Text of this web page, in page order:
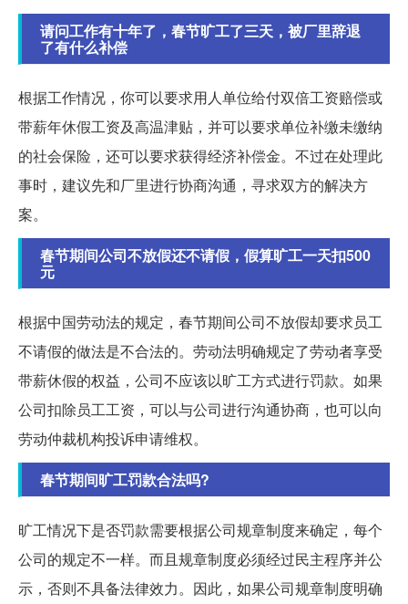
请问工作有十年了，春节旷工了三天，被厂里辞退
了有什么补偿
根据工作情况，你可以要求用人单位给付双倍工资赔偿或
带薪年休假工资及高温津贴，并可以要求单位补缴未缴纳
的社会保险，还可以要求获得经济补偿金。不过在处理此
事时，建议先和厂里进行协商沟通，寻求双方的解决方
案。
春节期间公司不放假还不请假，假算旷工一天扣500
元
根据中国劳动法的规定，春节期间公司不放假却要求员工
不请假的做法是不合法的。劳动法明确规定了劳动者享受
带薪休假的权益，公司不应该以旷工方式进行罚款。如果
公司扣除员工工资，可以与公司进行沟通协商，也可以向
劳动仲裁机构投诉申请维权。
春节期间旷工罚款合法吗?
旷工情况下是否罚款需要根据公司规章制度来确定，每个
公司的规定不一样。而且规章制度必须经过民主程序并公
示，否则不具备法律效力。因此，如果公司规章制度明确